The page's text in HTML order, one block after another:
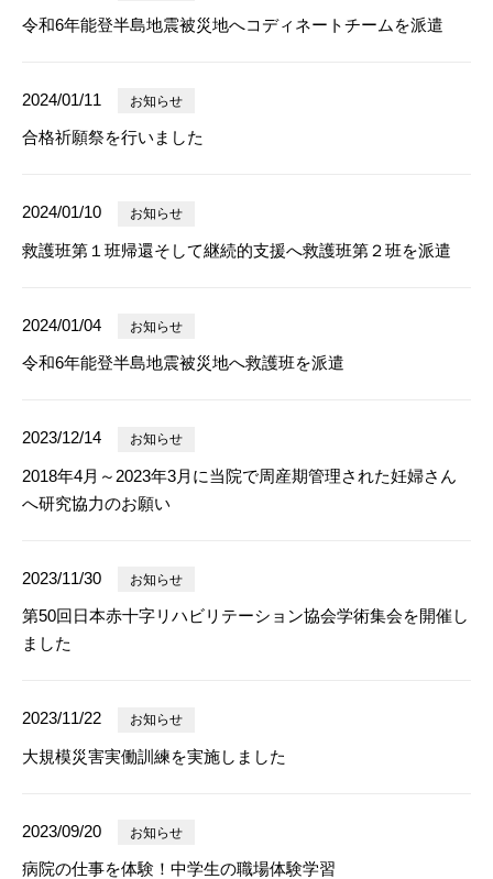
令和6年能登半島地震被災地へコディネートチームを派遣
2024/01/11 お知らせ
合格祈願祭を行いました
2024/01/10 お知らせ
救護班第１班帰還そして継続的支援へ救護班第２班を派遣
2024/01/04 お知らせ
令和6年能登半島地震被災地へ救護班を派遣
2023/12/14 お知らせ
2018年4月～2023年3月に当院で周産期管理された妊婦さん
へ研究協力のお願い
2023/11/30 お知らせ
第50回日本赤十字リハビリテーション協会学術集会を開催し
ました
2023/11/22 お知らせ
大規模災害実働訓練を実施しました
2023/09/20 お知らせ
病院の仕事を体験！中学生の職場体験学習